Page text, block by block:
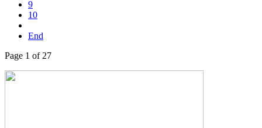
9
10
End
Page 1 of 27